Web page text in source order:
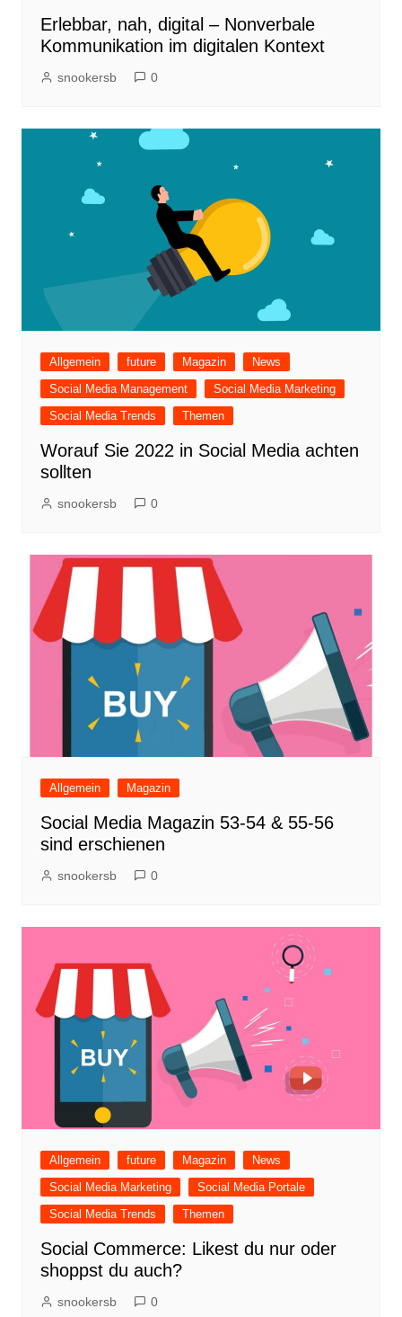
Erlebbar, nah, digital – Nonverbale
Kommunikation im digitalen Kontext
snookersb 0
Allgemein future Magazin
News
Social Media Management
Social Media Marketing
Social Media Trends
Themen
Worauf Sie 2022 in Social Media achten
sollten
snookersb 0
Allgemein Magazin
Social Media Magazin 53-54 & 55-56
sind erschienen
snookersb 0
Allgemein future Magazin
News
Social Media Marketing
Social Media Portale
Social Media Trends
Themen
Social Commerce: Likest du nur oder
shoppst du auch?
snookersb 0